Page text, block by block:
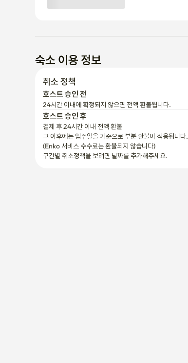
숙소 이용 정보
취소 정책
호스트 승인 전
24시간 이내에 확정되지 않으면 전액 환불됩니다.
호스트 승인 후
결제 후 24시간 이내 전액 환불
그 이후에는 입주일을 기준으로 부분 환불이 적용됩니다.
(Enko 서비스 수수료는 환불되지 않습니다)
구간별 취소정책을 보려면 날짜를 추가해주세요.